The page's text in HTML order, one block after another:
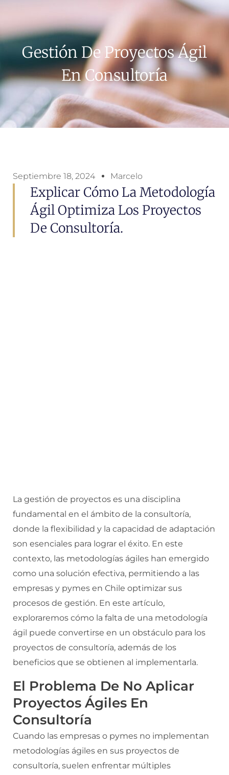
Gestión De Proyectos Ágil
En Consultoría
Septiembre 18, 2024 Marcelo
Explicar Cómo La Metodología
Ágil Optimiza Los Proyectos
De Consultoría.
La gestión de proyectos es una disciplina
fundamental en el ámbito de la consultoría,
donde la flexibilidad y la capacidad de adaptación
son esenciales para lograr el éxito. En este
contexto, las metodologías ágiles han emergido
como una solución efectiva, permitiendo a las
empresas y pymes en Chile optimizar sus
procesos de gestión. En este artículo,
exploraremos cómo la falta de una metodología
ágil puede convertirse en un obstáculo para los
proyectos de consultoría, además de los
beneficios que se obtienen al implementarla.
El Problema De No Aplicar
Proyectos Ágiles En
Consultoría
Cuando las empresas o pymes no implementan
metodologías ágiles en sus proyectos de
consultoría, suelen enfrentar múltiples